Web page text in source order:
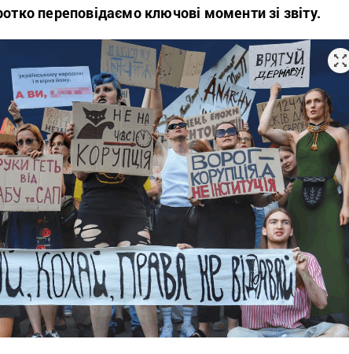
переповідаємо ключові моменти зі звіту.